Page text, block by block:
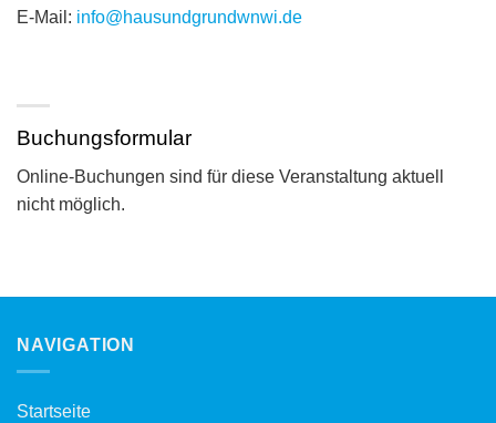
E-Mail: info@hausundgrundwnwi.de
Buchungsformular
Online-Buchungen sind für diese Veranstaltung aktuell
nicht möglich.
NAVIGATION
Startseite